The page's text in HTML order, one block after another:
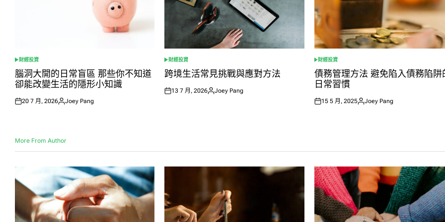
POSTED
IN
財經投資
腦洞大開的日常盲區 那些你不知道
卻能改變生活的隱形小知識
Posted
20 7 月, 2026
Posted
Joey Pang
POSTED
IN
財經投資
跨境生活常見挑戰與應對方法
Posted
13 7 月, 2026
Posted
Joey Pang
POSTED
IN
財經投資
債務管理方法 避免陷入債務陷阱
日常習慣
Posted
15 5 月, 2025
Posted
Joey Pang
More From Author